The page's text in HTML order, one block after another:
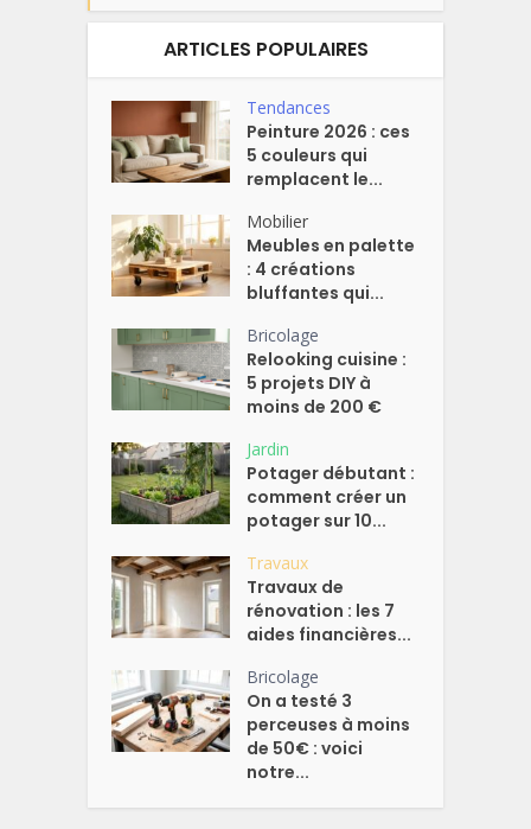
ARTICLES POPULAIRES
Tendances
Peinture 2026 : ces
5 couleurs qui
remplacent le...
Mobilier
Meubles en palette
: 4 créations
bluffantes qui...
Bricolage
Relooking cuisine :
5 projets DIY à
moins de 200 €
Jardin
Potager débutant :
comment créer un
potager sur 10...
Travaux
Travaux de
rénovation : les 7
aides financières...
Bricolage
On a testé 3
perceuses à moins
de 50€ : voici
notre...